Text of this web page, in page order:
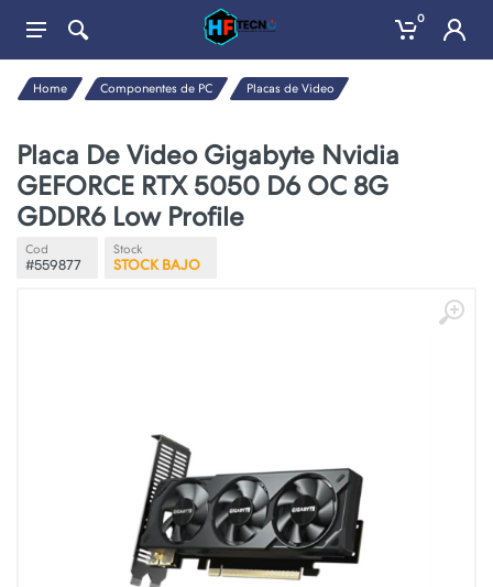
0
Home Componentes de PC Placas de Video
Placa De Video Gigabyte Nvidia
GEFORCE RTX 5050 D6 OC 8G
GDDR6 Low Profile
Cod
#559877
Stock
STOCK BAJO